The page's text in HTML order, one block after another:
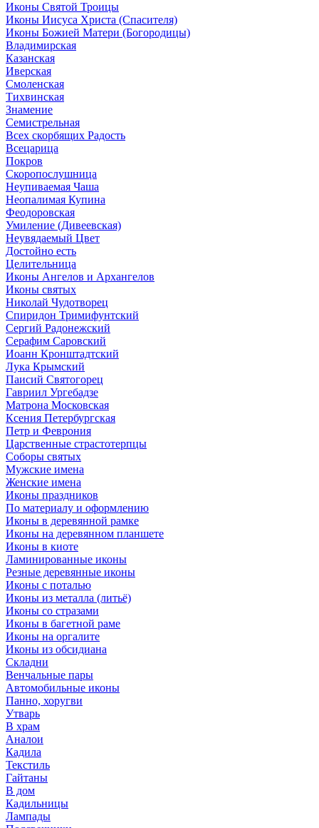
Иконы Святой Троицы
Иконы Иисуса Христа (Спасителя)
Иконы Божией Матери (Богородицы)
Владимирская
Казанская
Иверская
Смоленская
Тихвинская
Знамение
Семистрельная
Всех скорбящих Радость
Всецарица
Покров
Скоропослушница
Неупиваемая Чаша
Неопалимая Купина
Феодоровская
Умиление (Дивеевская)
Неувядаемый Цвет
Достойно есть
Целительница
Иконы Ангелов и Архангелов
Иконы святых
Николай Чудотворец
Спиридон Тримифунтский
Сергий Радонежский
Серафим Саровский
Иоанн Кронштадтский
Лука Крымский
Паисий Святогорец
Гавриил Ургебадзе
Матрона Московская
Ксения Петербургская
Петр и Феврония
Царственные страстотерпцы
Соборы святых
Мужские имена
Женские имена
Иконы праздников
По материалу и оформлению
Иконы в деревянной рамке
Иконы на деревянном планшете
Иконы в киоте
Ламинированные иконы
Резные деревянные иконы
Иконы с поталью
Иконы из металла (литьё)
Иконы со стразами
Иконы в багетной раме
Иконы на оргалите
Иконы из обсидиана
Складни
Венчальные пары
Автомобильные иконы
Панно, хоругви
Утварь
В храм
Аналои
Кадила
Текстиль
Гайтаны
В дом
Кадильницы
Лампады